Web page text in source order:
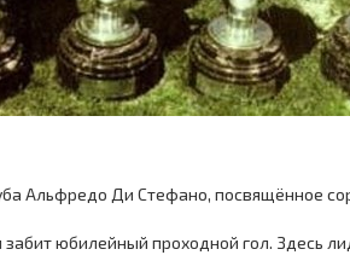
Альфредо Ди Стефано, посвящённое
юбилейный проходной гол. Здесь